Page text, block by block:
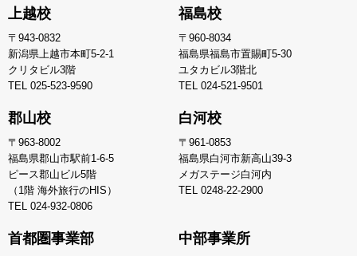
上越校
〒943-0832
新潟県上越市本町5-2-1
クリタビル3階
TEL 025-523-9590
福島校
〒960-8034
福島県福島市置賜町5-30
ユタカビル3階北
TEL 024-521-9501
郡山校
〒963-8002
福島県郡山市駅前1-6-5
ピース郡山ビル5階
（1階 海外旅行のHIS）
TEL 024-932-0806
白河校
〒961-0853
福島県白河市新高山39-3
メガステージ白河内
TEL 0248-22-2900
首都圏事業部 中部事業所